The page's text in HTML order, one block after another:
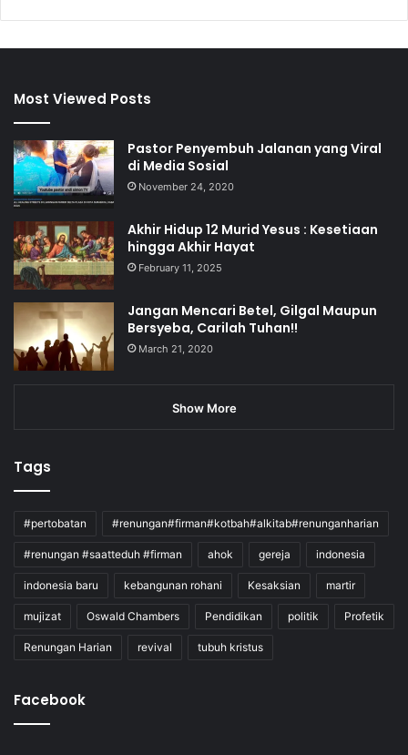
Most Viewed Posts
Pastor Penyembuh Jalanan yang Viral
di Media Sosial
November 24, 2020
Akhir Hidup 12 Murid Yesus : Kesetiaan
hingga Akhir Hayat
February 11, 2025
Jangan Mencari Betel, Gilgal Maupun
Bersyeba, Carilah Tuhan!!
March 21, 2020
Show More
Tags
#pertobatan #renungan#firman#kotbah#alkitab#renunganharian
#renungan #saatteduh #firman ahok gereja indonesia
indonesia baru kebangunan rohani Kesaksian martir
mujizat Oswald Chambers Pendidikan politik Profetik
Renungan Harian revival tubuh kristus
Facebook